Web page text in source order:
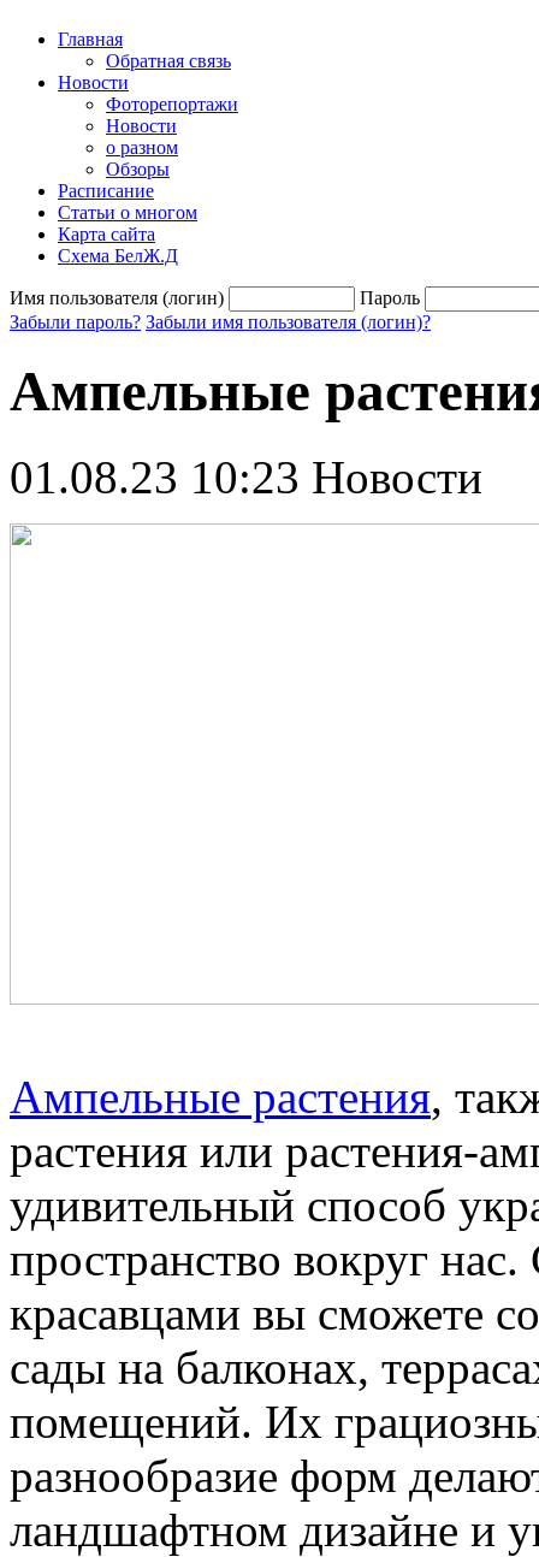
Главная
Обратная связь
Новости
Фоторепортажи
Новости
о разном
Обзоры
Расписание
Статьи о многом
Карта сайта
Схема БелЖ.Д
Имя пользователя (логин)
Пароль
Забыли пароль? Забыли имя пользователя (логин)?
Ампельные
01.08.23 10:23 Новости
Ампельные растения,
растения или растения-
удивительный способ
пространство вокруг
красавцами вы сможете
сады на балконах,
помещений. Их
разнообразие форм
ландшафтном дизайне и